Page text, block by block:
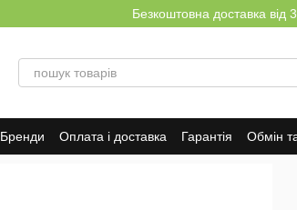
Безкоштовна доставка від
Бренди Оплата і доставка Гарантія Обмін